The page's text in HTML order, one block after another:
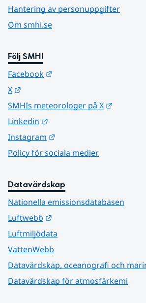
Hantering av personuppgifter
Om smhi.se
Följ SMHI
Facebook
X
SMHIs meteorologer på X
Linkedin
Instagram
Policy för sociala medier
Datavärdskap
Nationella emissionsdatabasen
Luftwebb
Luftmiljödata
VattenWebb
Datavärdskap, oceanografi och
Datavärdskap för atmosfärkemi